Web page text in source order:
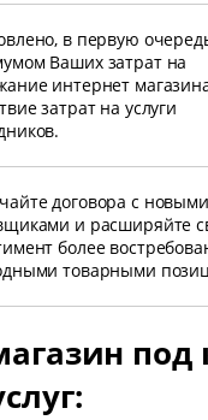
в первую
Ваших затрат на
интернет
затрат на услуги
договора с новыми
и расширяйте
более
товарными